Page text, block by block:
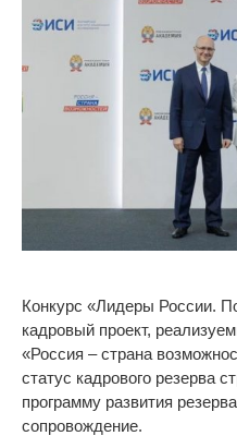
Конкурс «Лидеры России.
кадровый проект,
«Россия – страна
статус кадрового резерва
программу развития
сопровождение.